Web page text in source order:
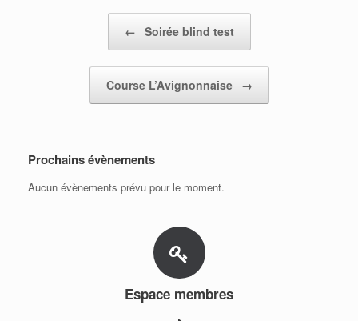
← Soirée blind test
Course L’Avignonnaise →
Prochains évènements
Aucun évènements prévu pour le moment.
Espace membres